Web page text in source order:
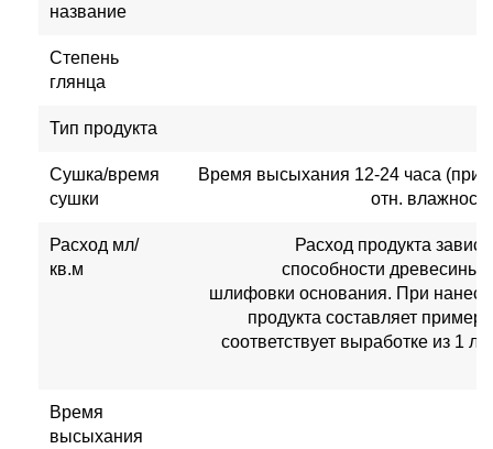
название
Степень
глянца
Тип продукта
Сушка/время
сушки
Время высыхания 12-24 часа (при
отн.
Расход мл/
кв.м
Расход продукта
способности древесины,
шлифовки основания. При
продукта составляет
соответствует выработке из 1
Время
высыхания